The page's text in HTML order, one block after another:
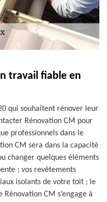
travail fiable en
qui souhaitent rénover leur
Rénovation CM pour
professionnels dans le
CM sera dans la capacité
changer quelques éléments
; vos revêtements
isolants de votre toit ; le
CM s’engage à